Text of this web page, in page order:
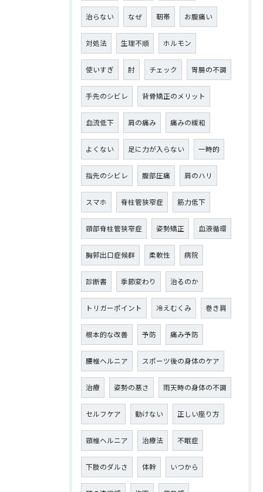
治らない なぜ 靭帯 お腹痛い
対処法 生理不順 ホルモン
使いすぎ 肘 チェック 胃腸の不調
手先のシビレ 背骨矯正のメリット
血流低下 肩の痛み 痛みの緩和
よくない 足に力が入らない 一時的
指先のシビレ 腹部圧痛 肩のハリ
スマホ 脊柱管狭窄症 筋力低下
頸部脊柱管狭窄症 姿勢矯正 血液循環
胸郭出口症候群 柔軟性 病院
診断書 季節変わり 治るのか
トリガーポイント 冷えむくみ 巻き肩
根本的な改善 予防 痛み予防
腰椎ヘルニア スポーツ後の身体のケア
治療 姿勢の悪さ 雨天時の身体の不調
セルフケア 動けない 正しい座り方
頸椎ヘルニア 治療法 不眠症
下肢のダルさ 体幹 いつから